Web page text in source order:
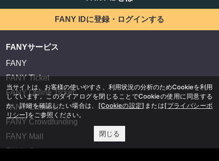
FANY IDに登録・ログインする
FANYサービス
FANY
FANY Ticket
FANY Online Ticket
FANY Channel
FANY Crowdfunding
FANY Mall
FANY Commu
当サイトは、お客様の使いやすさ、利用状況の分析のためCookieを利用
しています。このダイアログを閉じることでCookieの使用に同意する
か、詳細を確認したい場合は、 [Cookieの設定] または[プライバシーポ
リシー]をご参照ください。
閉じる